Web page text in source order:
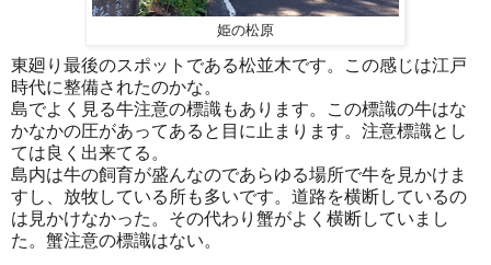
姫の松原
東廻り最後のスポットである松並木です。この感じは江戸
時代に整備されたのかな。
島でよく見る牛注意の標識もあります。この標識の牛はな
かなかの圧があってあると目に止まります。注意標識とし
ては良く出来てる。
島内は牛の飼育が盛んなのであらゆる場所で牛を見かけま
すし、放牧している所も多いです。道路を横断しているの
は見かけなかった。その代わり蟹がよく横断していまし
た。蟹注意の標識はない。